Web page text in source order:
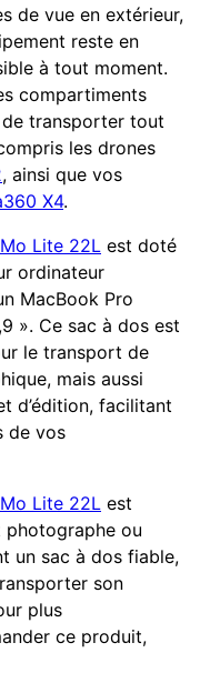
de vue en extérieur,
reste en
à tout moment.
compartiments
transporter tout
les drones
, ainsi que vos
X4.
Lite 22L est doté
ordinateur
MacBook Pro
». Ce sac à dos est
le transport de
mais aussi
d’édition, facilitant
de vos
Lite 22L est
photographe ou
un sac à dos fiable,
son
plus
ce produit,